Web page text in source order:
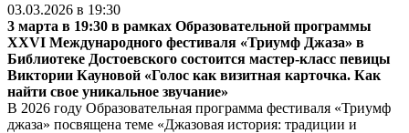
03.03.2026 в 19:30
3 марта в 19:30 в рамках Образовательной программы
ХХVI Международного фестиваля «Триумф Джаза» в
Библиотеке Достоевского состоится мастер-класс певицы
Виктории Кауновой «Голос как визитная карточка. Как
найти свое уникальное звучание»
В 2026 году Образовательная программа фестиваля «Триумф
джаза» посвящена теме «Джазовая история: традиции и